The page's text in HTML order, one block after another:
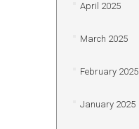
April 2025
March 2025
February 2025
January 2025